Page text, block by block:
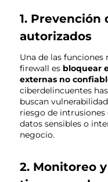
1. Prevención
autorizados
Una de las funciones
firewall es bloquear
externas no
ciberdelincuentes
buscan
riesgo de
datos sensibles o
negocio.
2. Monitoreo